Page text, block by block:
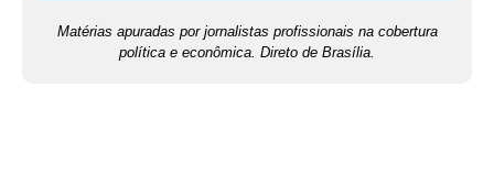
Matérias apuradas por jornalistas profissionais na cobertura
política e econômica. Direto de Brasília.